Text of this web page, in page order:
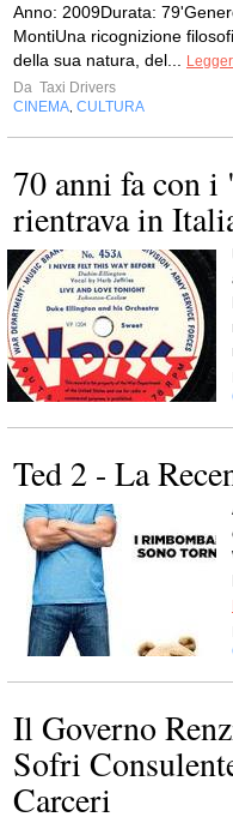
Anno: 2009Durata:
MontiUna ricognizione
della sua natura, del...
Da Taxi Drivers
CINEMA CULTURA
70 anni fa con
rientrava in
Ted 2 - La
Il Governo
Sofri
Carceri